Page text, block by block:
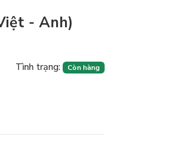
- Anh)
Tình trạng: Còn hàng